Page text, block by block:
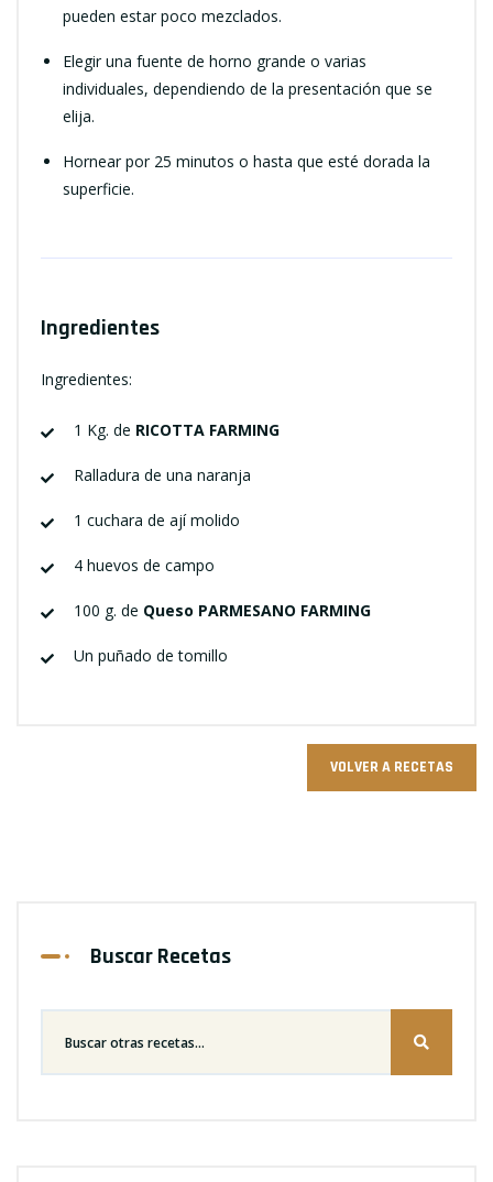
pueden estar poco mezclados.
Elegir una fuente de horno grande o varias
individuales, dependiendo de la presentación que se
elija.
Hornear por 25 minutos o hasta que esté dorada la
superficie.
Ingredientes
Ingredientes:
1 Kg. de RICOTTA FARMING
Ralladura de una naranja
1 cuchara de ají molido
4 huevos de campo
100 g. de Queso PARMESANO FARMING
Un puñado de tomillo
VOLVER A RECETAS
Buscar Recetas